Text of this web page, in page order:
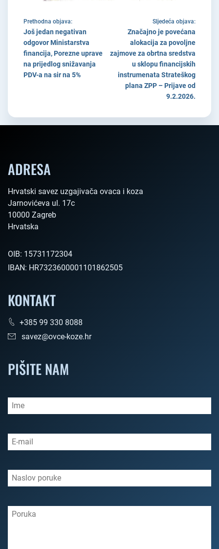
Prethodna objava:
Još jedan negativan
odgovor Ministarstva
financija, Porezne uprave
na prijedlog snižavanja
PDV-a na sir na 5%
Sljedeća objava:
Značajno je povećana
alokacija za povoljne
zajmove za obrtna sredstva
u sklopu financijskih
instrumenata Strateškog
plana ZPP – Prijave od
9.2.2026.
ADRESA
Hrvatski savez uzgajivača ovaca i koza
Jarnovićeva ul. 17c
10000 Zagreb
Hrvatska
OIB: 15731172304
IBAN: HR7323600001101862505
KONTAKT
+385 99 330 8088
savez@ovce-koze.hr
PIŠITE NAM